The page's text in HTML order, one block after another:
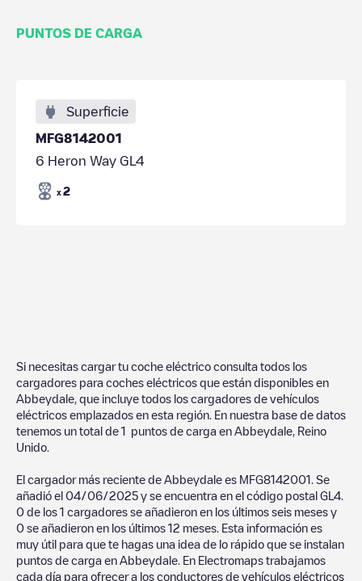
PUNTOS DE CARGA
Superficie
MFG8142001
6 Heron Way GL4
x 2
Si necesitas cargar tu coche eléctrico consulta todos los
cargadores para coches eléctricos que están disponibles en
Abbeydale , que incluye todos los cargadores de vehículos
eléctricos emplazados en esta región. En nuestra base de datos
tenemos un total de 1 puntos de carga en Abbeydale Reino
Unido
El cargador más reciente de Abbeydale es MFG8142001 . Se
añadió el 04/06/2025 y se encuentra en el código postal GL4
0 de los 1 cargadores se añadieron en los últimos seis meses y
0 se añadieron en los últimos 12 meses. Esta información es
muy útil para que te hagas una idea de lo rápido que se instalan
puntos de carga en Abbeydale . En Electromaps trabajamos
cada día para ofrecer a los conductores de vehículos eléctricos